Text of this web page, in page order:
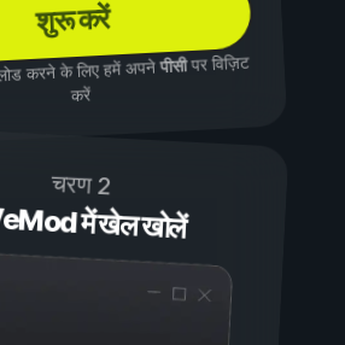
शुरू करें
करने के लिए हमें अपनेपीसीपर विज़िट
करें
चरण 2
में खेल खोलें